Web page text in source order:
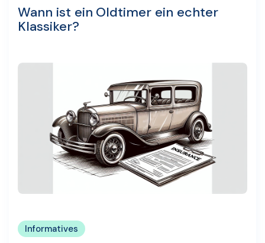
Wann ist ein Oldtimer ein echter
Klassiker?
Informatives